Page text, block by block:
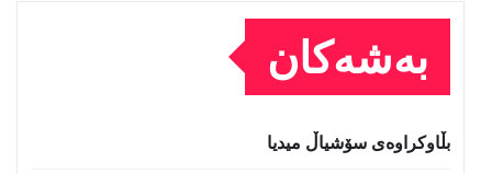
بەشەکان
بڵاوکراوەی سۆشیاڵ میدیا